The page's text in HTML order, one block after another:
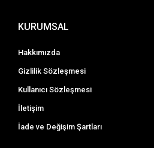
KURUMSAL
Hakkımızda
Gizlilik Sözleşmesi
Kullanıcı Sözleşmesi
İletişim
İade ve Değişim Şartları